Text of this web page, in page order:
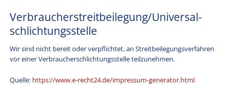
Verbraucher­streit­beilegung/Universal­
schlichtungs­stelle
Wir sind nicht bereit oder verpflichtet, an Streitbeilegungsverfahren
vor einer Verbraucherschlichtungsstelle teilzunehmen.
Quelle: https://www.e-recht24.de/impressum-generator.html